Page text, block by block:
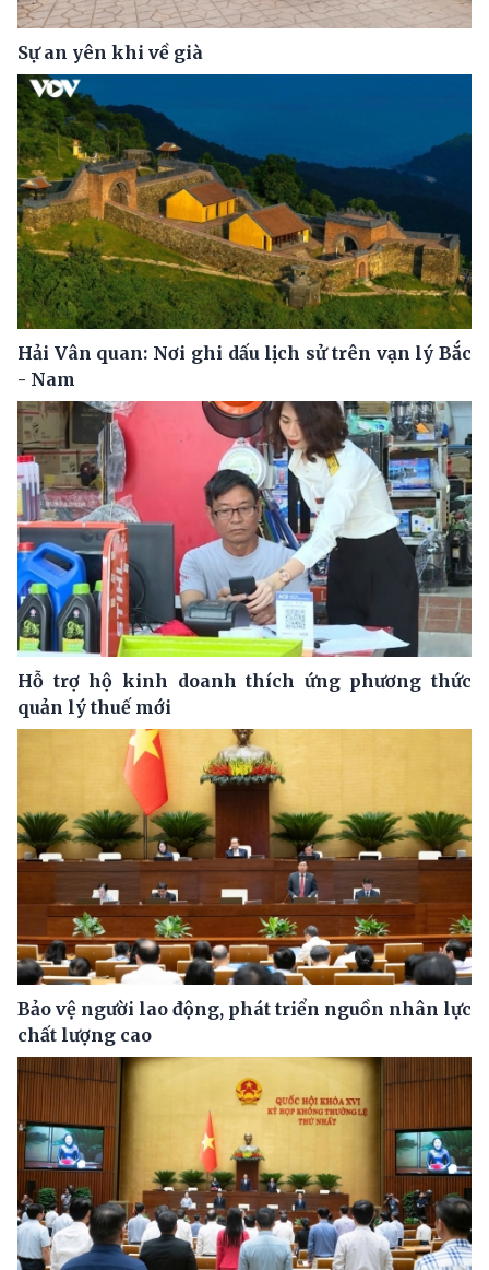
Sự an yên khi về già
Hải Vân quan: Nơi ghi dấu lịch sử trên vạn lý Bắc
- Nam
Hỗ trợ hộ kinh doanh thích ứng phương thức
quản lý thuế mới
Bảo vệ người lao động, phát triển nguồn nhân lực
chất lượng cao